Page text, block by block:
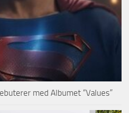
med Albumet “Values”